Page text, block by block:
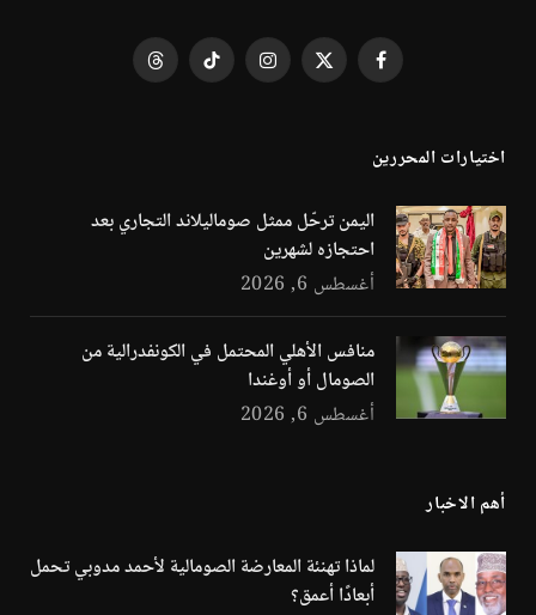
فيسبوك X
الانستغرامتيكتوك Threads
اختيارات المحررين
اليمن ترحّل ممثل صوماليلاند التجاري بعد
احتجازه لشهرين
أغسطس 6, 2026
منافس الأهلي المحتمل في الكونفدرالية من
الصومال أو أوغندا
أغسطس 6, 2026
أهم الاخبار
لماذا تهنئة المعارضة الصومالية لأحمد مدوبي تحمل
أبعادًا أعمق؟